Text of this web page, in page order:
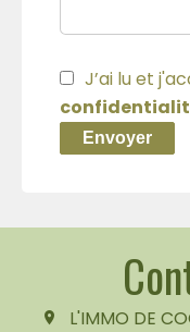
J’ai lu et
Envoyer
L'IMMO DE